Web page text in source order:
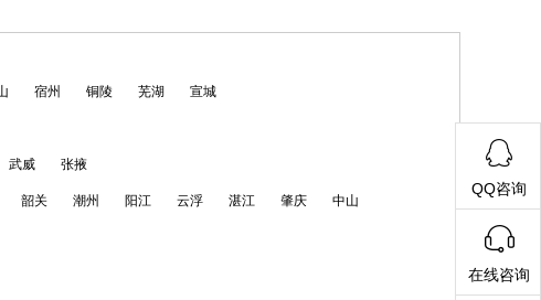
宿州 铜陵 芜湖 宣城
武威 张掖
韶关 潮州 阳江 云浮 湛江 肇庆 中山
QQ咨询
在线咨询